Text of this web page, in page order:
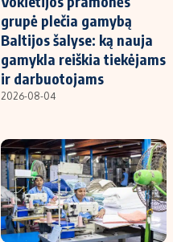
grupė plečia gamybą
Baltijos šalyse: ką nauja
gamykla reiškia tiekėjams
ir darbuotojams
2026-08-04